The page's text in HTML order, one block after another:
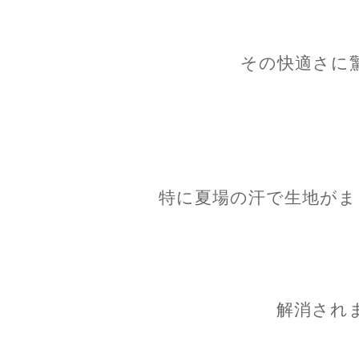
その快適さに
特に夏場の汗で生地が
解消され